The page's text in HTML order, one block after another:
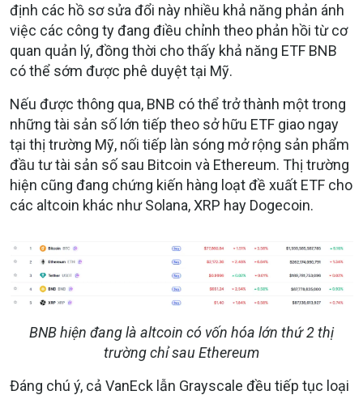
định các hồ sơ sửa đổi này nhiều khả năng phản ánh
việc các công ty đang điều chỉnh theo phản hồi từ cơ
quan quản lý, đồng thời cho thấy khả năng ETF BNB
có thể sớm được phê duyệt tại Mỹ.
Nếu được thông qua, BNB có thể trở thành một trong
những tài sản số lớn tiếp theo sở hữu ETF giao ngay
tại thị trường Mỹ, nối tiếp làn sóng mở rộng sản phẩm
đầu tư tài sản số sau Bitcoin và Ethereum. Thị trường
hiện cũng đang chứng kiến hàng loạt đề xuất ETF cho
các altcoin khác như Solana, XRP hay Dogecoin.
BNB hiện đang là altcoin có vốn hóa lớn thứ 2 thị
trường chỉ sau Ethereum
Đáng chú ý, cả VanEck lẫn Grayscale đều tiếp tục loại